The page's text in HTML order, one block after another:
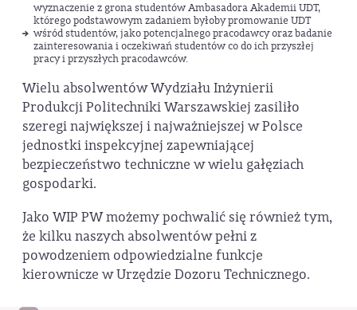
wyznaczenie z grona studentów Ambasadora Akademii UDT,
którego podstawowym zadaniem byłoby promowanie UDT
wśród studentów, jako potencjalnego pracodawcy oraz badanie
zainteresowania i oczekiwań studentów co do ich przyszłej
pracy i przyszłych pracodawców.
Wielu absolwentów Wydziału Inżynierii
Produkcji Politechniki Warszawskiej zasiliło
szeregi największej i najważniejszej w Polsce
jednostki inspekcyjnej zapewniającej
bezpieczeństwo techniczne w wielu gałęziach
gospodarki.
Jako WIP PW możemy pochwalić się również tym,
że kilku naszych absolwentów pełni z
powodzeniem odpowiedzialne funkcje
kierownicze w Urzędzie Dozoru Technicznego.